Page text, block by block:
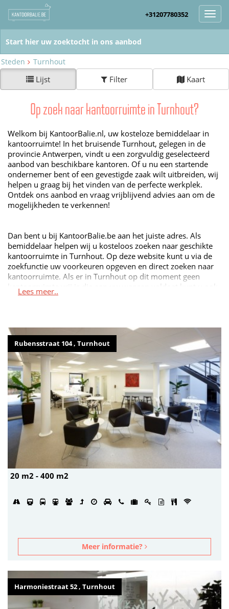
+31207780352
Steden Turnhout
Lijst Filter Kaart
Op zoek naar kantoorruimte in Turnhout?
Welkom bij KantoorBalie.nl, uw kosteloze bemiddelaar in
kantoorruimte! In het bruisende Turnhout, gelegen in de
provincie Antwerpen, vindt u een zorgvuldig geselecteerd
aanbod van beschikbare kantoren. Of u nu een startende
ondernemer bent of een gevestigde zaak wilt uitbreiden, wij
helpen u graag bij het vinden van de perfecte werkplek.
Ontdek ons aanbod en vraag vrijblijvend advies aan om de
mogelijkheden te verkennen!
Dan bent u bij KantoorBalie.be aan het juiste adres. Als
bemiddelaar helpen wij u kosteloos zoeken naar geschikte
kantoorruimte in Turnhout. Op deze website kunt u via de
zoekfunctie uw voorkeuren opgeven en direct zoeken naar
kantoorruimte. Als er in Turnhout op dit moment geen
kantoorruimte vrij is die aan uw wensen voldoet kunt u ook
gratis een zoekopdracht bij ons achterlaten. Wij nemen dan
Lees meer..
Rubensstraat 104 , Turnhout
20 m2 - 400 m2
Meer informatie?
Harmoniestraat 52 , Turnhout